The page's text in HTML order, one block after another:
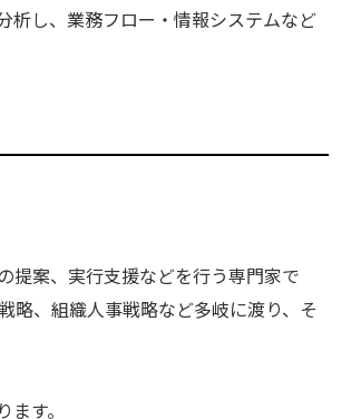
析し、業務フロー・情報システムなど
提案、実行支援などを行う専門家で
略、組織人事戦略など多岐に渡り、そ
す。